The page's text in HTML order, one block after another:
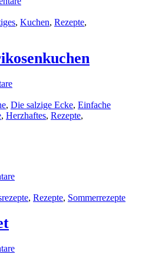
, Kuchen, Rezepte,
, Die salzige Ecke, Einfache
, Herzhaftes, Rezepte,
, Rezepte, Sommerrezepte